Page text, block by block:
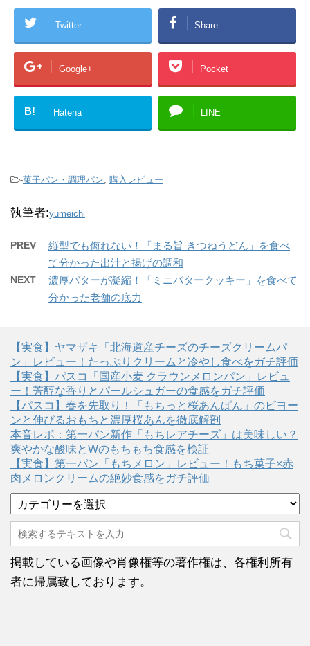
Twitter Share
Google+ Pocket
B! Hatena LINE
-菓子パン・調理パン, 購入レビュー
執筆者:yumeichi
PREV
縦型でも侮れない！「まる旨 きつねうどん」を食べ
て分かった出汁と揚げの調和
NEXT
濃厚バターが凝縮！「ミニバタークッキー」を食べて
分かった老舗の底力
【実食】ヤマザキ「北海道産チーズのチーズクリームパ
ン」レビュー！たっぷりクリームと冷やし食べをガチ評価
【実食】パスコ「国産小麦 クラウンメロンパン」レビュ
ー！芳醇な香りとパールシュガーの食感をガチ評価
【パスコ】春を先取り！「もちっと桜あんぱん」のビヨー
ンと伸びるおもちと濃厚桜あんを徹底解剖
本音レポ：第一パン新作「もちレアチーズ」は美味しい？
爽やかな酸味とWのもちもち食感を検証
【実食】第一パン「もちメロン」レビュー！もち菓子×赤
肉メロンクリームの絶妙食感をガチ評価
テ
ゴ
リ
ー
掲載している画像や肖像権等の著作権は、各権利所有
者に帰属致しております。